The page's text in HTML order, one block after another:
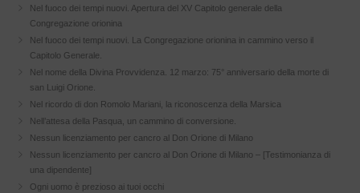
Nel fuoco dei tempi nuovi. Apertura del XV Capitolo generale della
Congregazione orionina
Nel fuoco dei tempi nuovi. La Congregazione orionina in cammino verso il
Capitolo Generale.
Nel nome della Divina Provvidenza. 12 marzo: 75° anniversario della morte di
san Luigi Orione.
Nel ricordo di don Romolo Mariani, la riconoscenza della Marsica
Nell’attesa della Pasqua, un cammino di conversione.
Nessun licenziamento per cancro al Don Orione di Milano
Nessun licenziamento per cancro al Don Orione di Milano – [Testimonianza di
una dipendente]
Ogni uomo è prezioso ai tuoi occhi